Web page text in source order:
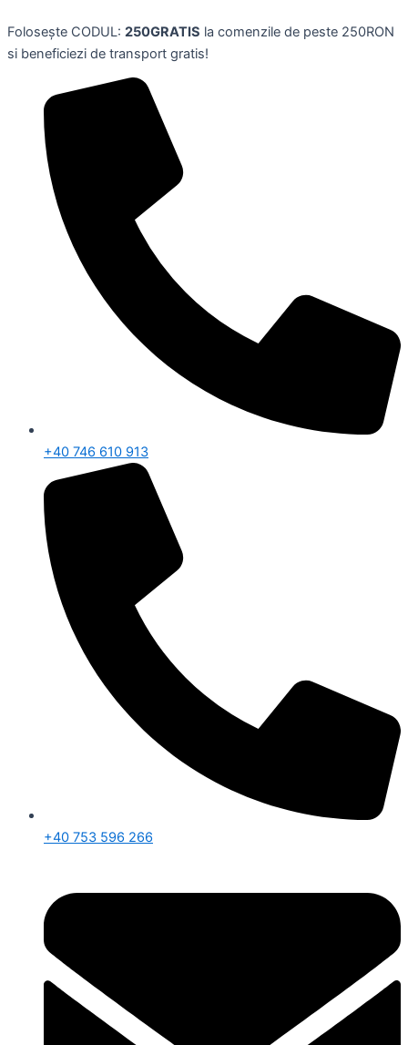
to
content
Folosește CODUL: 250GRATIS la comenzile de peste 250RON
si beneficiezi de transport gratis!
+40 746 610 913
+40 753 596 266